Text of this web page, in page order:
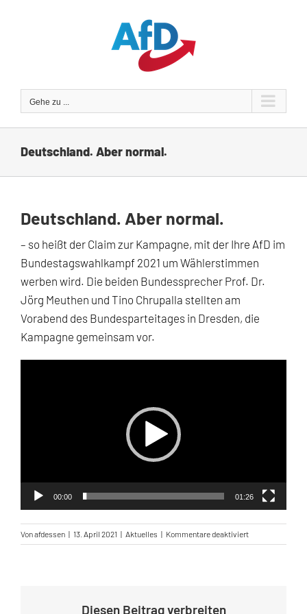
Gehe zu ...
Deutschland. Aber normal.
Deutschland. Aber normal.
– so heißt der Claim zur Kampagne, mit der Ihre AfD im
Bundestagswahlkampf 2021 um Wählerstimmen
werben wird. Die beiden Bundessprecher Prof. Dr.
Jörg Meuthen und Tino Chrupalla stellten am
Vorabend des Bundesparteitages in Dresden, die
Kampagne gemeinsam vor.
00:00 01:26
Vonafdessen | 13. April 2021 | Aktuelles | Kommentare deaktiviertfür
Deutschland.
Diesen Beitrag verbreiten